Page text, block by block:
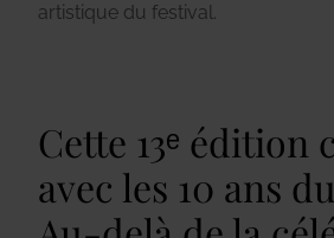
artistique du festival.
Cette 13ᵉ édition
avec les 10 ans